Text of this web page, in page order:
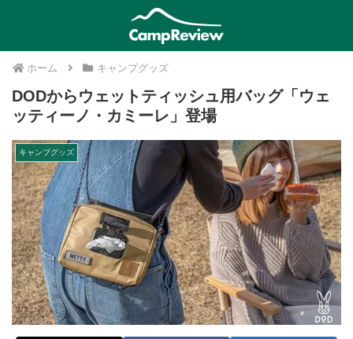
ホーム キャンプグッズ
DODからウェットティッシュ用バッグ「ウェ
ッティーノ・カミーレ」登場
キャンプグッズ